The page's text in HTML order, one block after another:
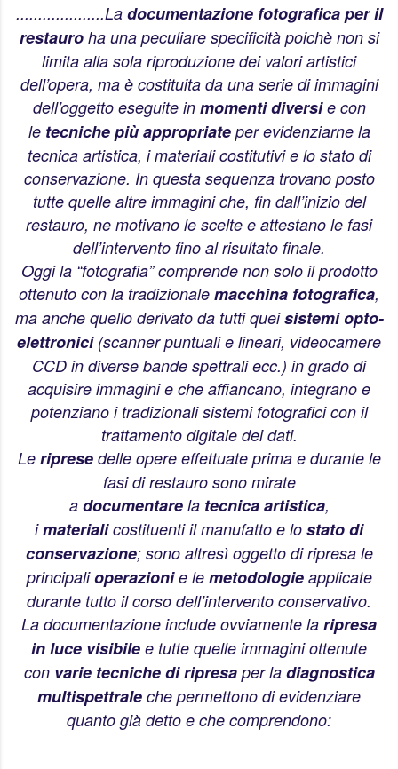
....................La documentazione fotografica per il
restauroha una peculiare specificità poichè non si
limita alla sola riproduzione dei valori artistici
dell’opera, ma è costituita da una serie di immagini
dell’oggetto eseguite in momenti diversie con
le tecniche più appropriateper evidenziarne la
tecnica artistica, i materiali costitutivi e lo stato di
conservazione. In questa sequenza trovano posto
tutte quelle altre immagini che, fin dall’inizio del
restauro, ne motivano le scelte e attestano le fasi
dell’intervento fino al risultato finale.
Oggi la “fotografia” comprende non solo il prodotto
ottenuto con la tradizionale macchina fotografica,
ma anche quello derivato da tutti queisistemi opto-
elettronici(scanner puntuali e lineari, videocamere
CCD in diverse bande spettrali ecc.) in grado di
acquisire immagini e che affiancano, integrano e
potenziano i tradizionali sistemi fotografici con il
trattamento digitale dei dati.
Le ripresedelle opere effettuate prima e durante le
fasi di restauro sono mirate
a documentarela tecnica artistica,
imaterialicostituenti il manufatto e lo stato di
conservazione; sono altresì oggetto di ripresa le
principalioperazionie le metodologieapplicate
durante tutto il corso dell’intervento conservativo.
La documentazione include ovviamente la ripresa
in luce visibile e tutte quelle immagini ottenute
con varie tecniche di ripresaper la diagnostica
multispettrale che permettono di evidenziare
quanto già detto e che comprendono: